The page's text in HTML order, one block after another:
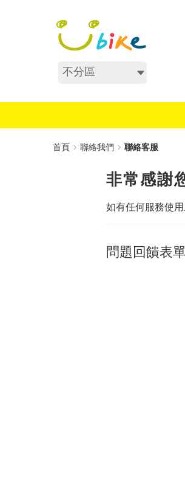
不分區
首頁 聯絡我們 聯絡客服
非常感謝
如有任何服務使
問題回饋表單